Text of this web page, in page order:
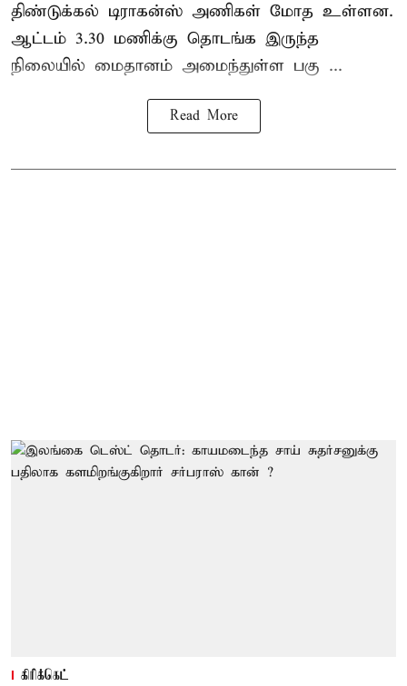
திண்டுக்கல் டிராகன்ஸ் அணிகள் மோத உள்ளன.
ஆட்டம் 3.30 மணிக்கு தொடங்க இருந்த
நிலையில் மைதானம் அமைந்துள்ள பகு ...
Read More
கிரிக்கெட்